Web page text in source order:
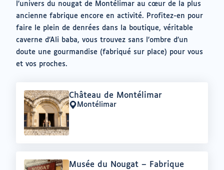
l’univers du nougat de Montélimar au cœur de la plus
ancienne fabrique encore en activité. Profitez-en pour
faire le plein de denrées dans la boutique, véritable
caverne d’Ali baba, vous trouvez sans l’ombre d’un
doute une gourmandise (fabriqué sur place) pour vous
et vos proches.
Offre
:
Château de Montélimar
Lieu
:
Montélimar
Offre
Musée du Nougat – Fabrique